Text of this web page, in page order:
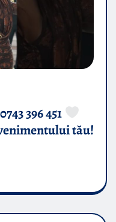
396 451
tău!